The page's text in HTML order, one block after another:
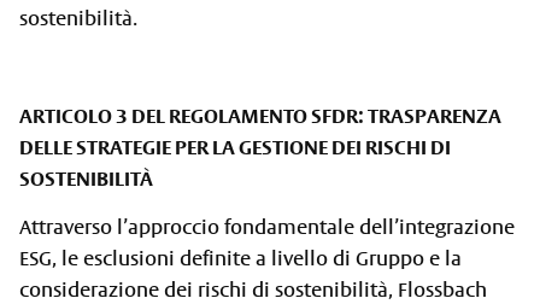
sostenibilità.
ARTICOLO 3 DEL REGOLAMENTO SFDR: TRASPARENZA
DELLE STRATEGIE PER LA GESTIONE DEI RISCHI DI
SOSTENIBILITÀ
Attraverso l’approccio fondamentale dell’integrazione
ESG, le esclusioni definite a livello di Gruppo e la
considerazione dei rischi di sostenibilità, Flossbach